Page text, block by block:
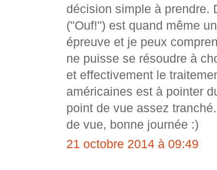
décision simple à prendre.
("Ouf!") est quand même
épreuve et je peux
ne puisse se résoudre à
et effectivement le
américaines est à pointer
point de vue assez
de vue, bonne journée :)
21 octobre 2014 à 09:49